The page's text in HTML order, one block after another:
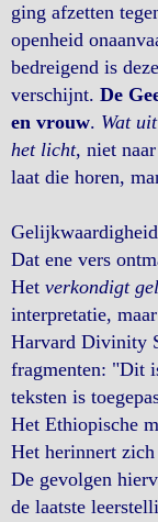
ging afzetten
openheid
bedreigend is
verschijnt. De
en vrouw. Wat
het licht, niet
laat die horen,
Gelijkwaardigheid
Dat ene vers
Het verkondigt
interpretatie,
Harvard Divinity
fragmenten: "Dit
teksten is
Het Ethiopische
Het herinnert
De gevolgen
de laatste